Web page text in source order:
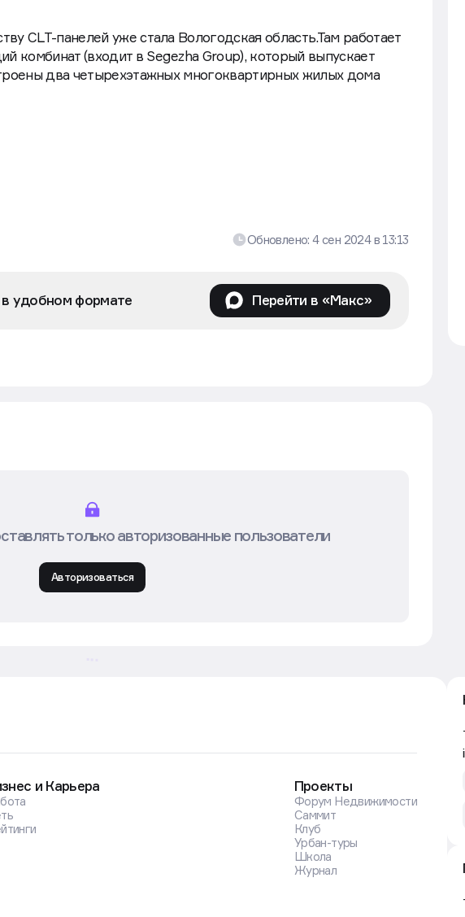
CLT-панелей уже стала Вологодская область.Там работает
комбинат (входит в Segezha Group), который выпускает
два четырехэтажных многоквартирных жилых дома
Обновлено:4 сен 2024в 13:13
удобном формате Перейти в «Макс»
только авторизованные пользователи
Авторизоваться